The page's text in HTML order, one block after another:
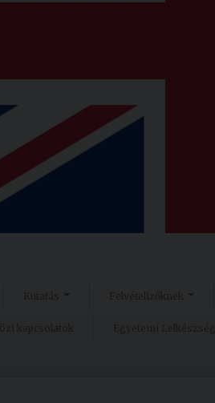
Kutatás Felvételizőknek
kapcsolatok Egyetemi Lelkészség